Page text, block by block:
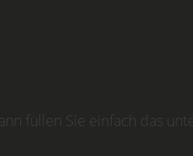
füllen Sie einfach das